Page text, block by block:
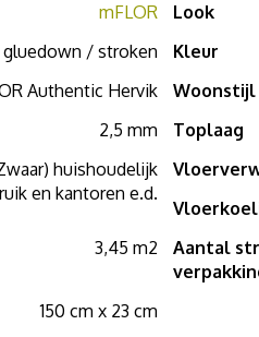
vloer, grotere PVC stalen wilt
.
mFLOR Look
gluedown / stroken Kleur
Authentic Hervik Woonstijl
2,5 mm Toplaag
huishoudelijk
en kantoren e.d.
3,45 m2
Aantal
150 cm x 23 cm